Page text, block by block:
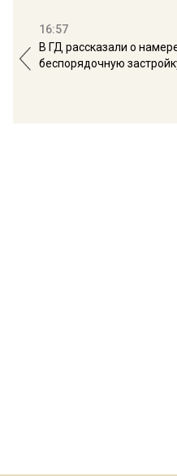
16:57
В ГД рассказали о
беспорядочную